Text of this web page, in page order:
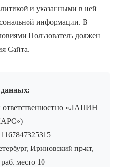
и указанными в ней
информации. В
Пользователь должен
Сайта.
данных:
ответственностью «ЛАПИН
Ириновский пр-кт,
место 10